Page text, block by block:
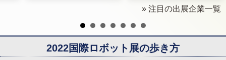
» 注目の出展企業一覧
2022国際ロボット展の歩き方